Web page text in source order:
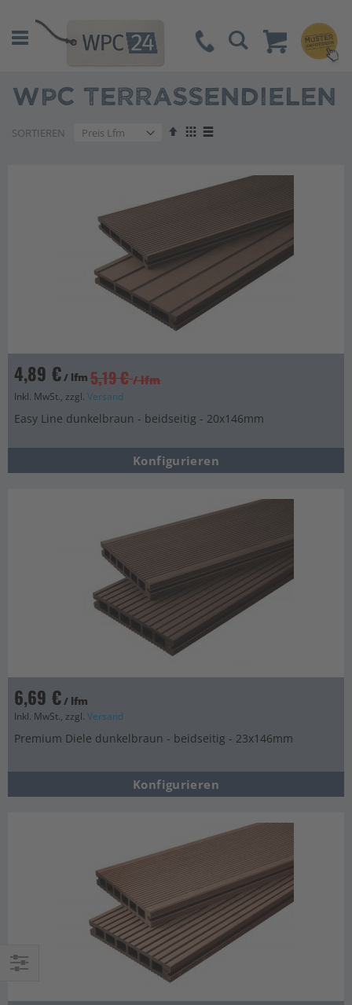
Suche
WPC TERRASSENDIELEN
SORTIEREN
AbsteigendAnzeigen
4,89 €/ lfm 5,19 € / lfm
Inkl. MwSt., zzgl. Versand
Easy Line dunkelbraun - beidseitig - 20x146mm
Konfigurieren
6,69 €/ lfm
Inkl. MwSt., zzgl. Versand
Premium Diele dunkelbraun - beidseitig - 23x146mm
Konfigurieren